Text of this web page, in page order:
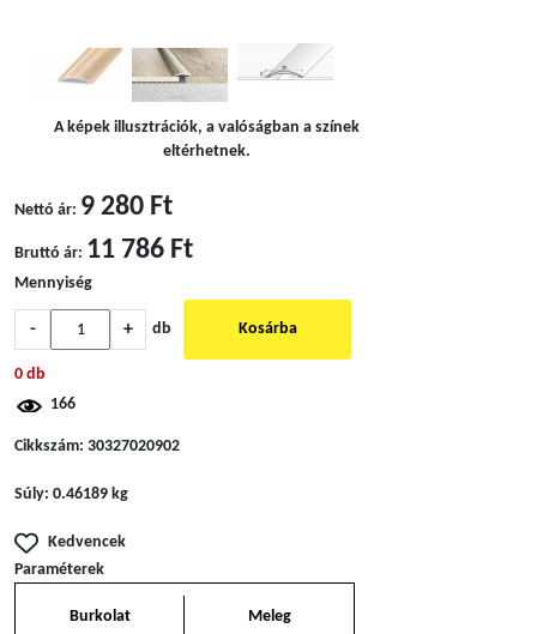
A képek illusztrációk, a valóságban a színek
eltérhetnek.
Nettó ár: 9 280 Ft
Bruttó ár: 11 786 Ft
Mennyiség
- + db Kosárba
0 db
166
Cikkszám: 30327020902
Súly: 0.46189 kg
Kedvencek
Paraméterek
Burkolat Meleg